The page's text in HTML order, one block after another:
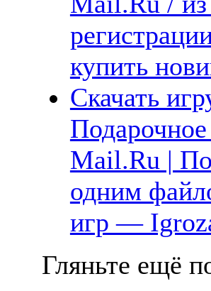
купить
Скачать
Mail.Ru |
одним
игр —
Гляньте ещё